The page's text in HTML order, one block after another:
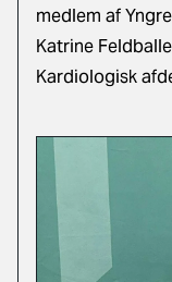
medlem af
Katrine
Kardiologisk